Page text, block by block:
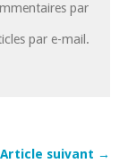
par
par e-mail.
Article suivant →